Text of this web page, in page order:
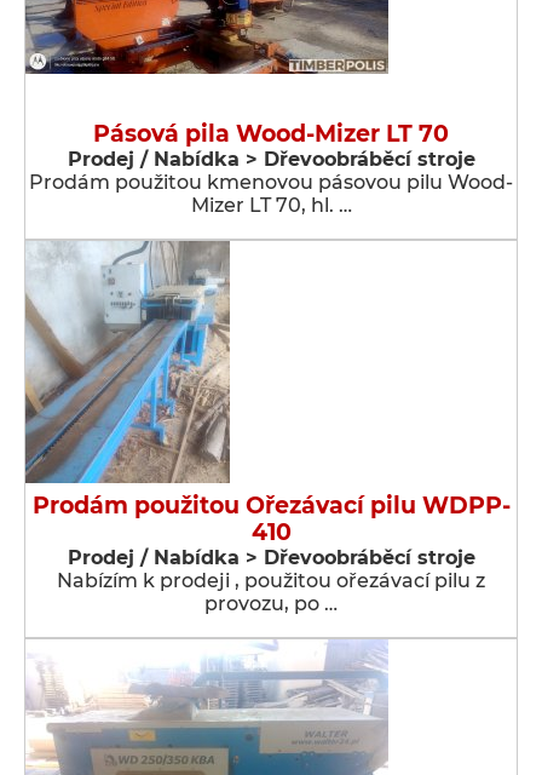
Pásová pila Wood-Mizer LT 70
Prodej / Nabídka > Dřevoobráběcí stroje
Prodám použitou kmenovou pásovou pilu Wood-
Mizer LT 70, hl. …
Prodám použitou Ořezávací pilu WDPP-
410
Prodej / Nabídka > Dřevoobráběcí stroje
Nabízím k prodeji , použitou ořezávací pilu z
provozu, po …